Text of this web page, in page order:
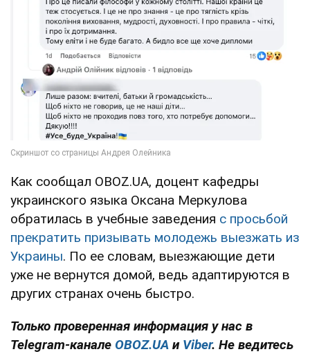
Как сообщал OBOZ.UA, доцент кафедры
украинского языка Оксана Меркулова
обратилась в учебные заведения с просьбой
прекратить призывать молодежь выезжать из
Украины. По ее словам, выезжающие дети
уже не вернутся домой, ведь адаптируются в
других странах очень быстро.
Только проверенная информация у нас в
Telegram-канале OBOZ.UA и Viber. Не ведитесь